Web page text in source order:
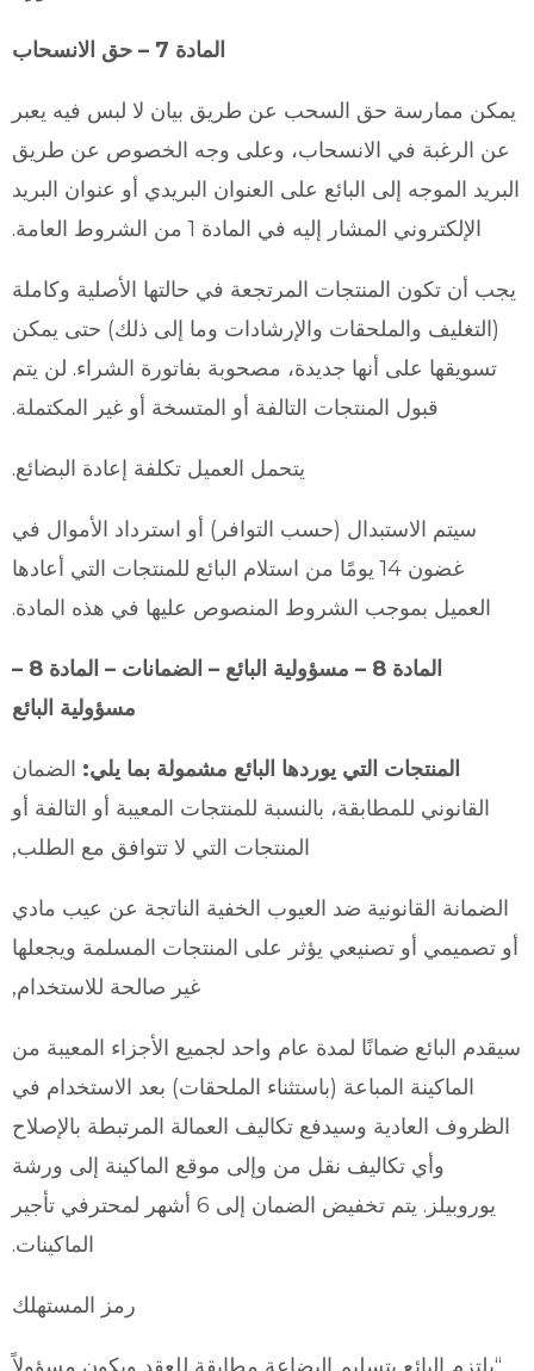
المادة 7 – حق الانسحاب
يمكن ممارسة حق السحب عن طريق بيان لا لبس فيه يعبر
عن الرغبة في الانسحاب، وعلى وجه الخصوص عن طريق
البريد الموجه إلى البائع على العنوان البريدي أو عنوان البريد
الإلكتروني المشار إليه في المادة 1 من الشروط العامة.
يجب أن تكون المنتجات المرتجعة في حالتها الأصلية وكاملة
(التغليف والملحقات والإرشادات وما إلى ذلك) حتى يمكن
تسويقها على أنها جديدة، مصحوبة بفاتورة الشراء. لن يتم
قبول المنتجات التالفة أو المتسخة أو غير المكتملة.
يتحمل العميل تكلفة إعادة البضائع.
سيتم الاستبدال (حسب التوافر) أو استرداد الأموال في
غضون 14 يومًا من استلام البائع للمنتجات التي أعادها
العميل بموجب الشروط المنصوص عليها في هذه المادة.
المادة 8 – مسؤولية البائع – الضمانات – المادة 8 –
مسؤولية البائع
المنتجات التي يوردها البائع مشمولة بما يلي: الضمان
القانوني للمطابقة، بالنسبة للمنتجات المعيبة أو التالفة أو
المنتجات التي لا تتوافق مع الطلب,
الضمانة القانونية ضد العيوب الخفية الناتجة عن عيب مادي
أو تصميمي أو تصنيعي يؤثر على المنتجات المسلمة ويجعلها
غير صالحة للاستخدام,
سيقدم البائع ضمانًا لمدة عام واحد لجميع الأجزاء المعيبة من
الماكينة المباعة (باستثناء الملحقات) بعد الاستخدام في
الظروف العادية وسيدفع تكاليف العمالة المرتبطة بالإصلاح
وأي تكاليف نقل من وإلى موقع الماكينة إلى ورشة
يوروبيلز. يتم تخفيض الضمان إلى 6 أشهر لمحترفي تأجير
الماكينات.
رمز المستهلك